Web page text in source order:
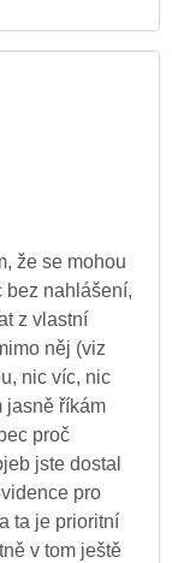
že se mohou
bez nahlášení,
z vlastní
něj (viz
nic víc, nic
jasně říkám
proč
jste dostal
pro
ta je prioritní
v tom ještě